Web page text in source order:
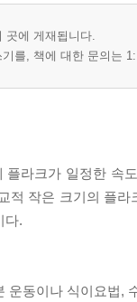
곳에 게재됩니다.
를, 책에 대한 문의는
플라크가 일정한 속
적 작은 크기의 플
다.
운동이나 식이요법,